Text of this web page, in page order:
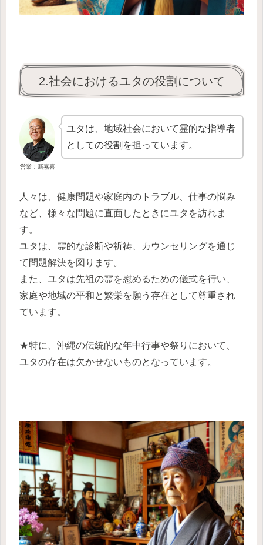
2.社会におけるユタの役割について
営業：新嘉喜
ユタは、地域社会において霊的な指導者
としての役割を担っています。
人々は、健康問題や家庭内のトラブル、仕事の悩み
など、様々な問題に直面したときにユタを訪れま
す。
ユタは、霊的な診断や祈祷、カウンセリングを通じ
て問題解決を図ります。
また、ユタは先祖の霊を慰めるための儀式を行い、
家庭や地域の平和と繁栄を願う存在として尊重され
ています。
★特に、沖縄の伝統的な年中行事や祭りにおいて、
ユタの存在は欠かせないものとなっています。